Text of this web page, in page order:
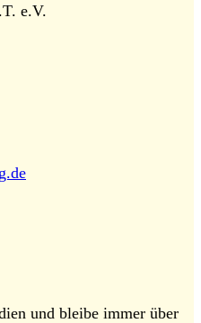
e.V.
und bleibe immer über